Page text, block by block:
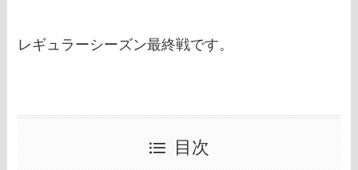
レギュラーシーズン最終戦です。
目次